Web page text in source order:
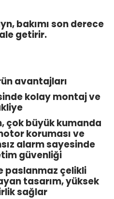
bakımı son derece
getirir.
avantajları
kolay montaj ve
çok büyük kumanda
koruması ve
alarm sayesinde
güvenliği
paslanmaz çelikli
tasarım, yüksek
sağlar